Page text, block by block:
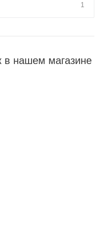
1
в нашем магазине